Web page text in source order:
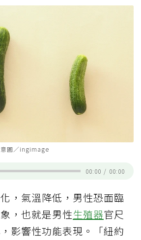
圖／ingimage
00:00 / 00:00
，氣溫降低，男性恐面臨
，也就是男性生殖器官尺
影響性功能表現。「紐約